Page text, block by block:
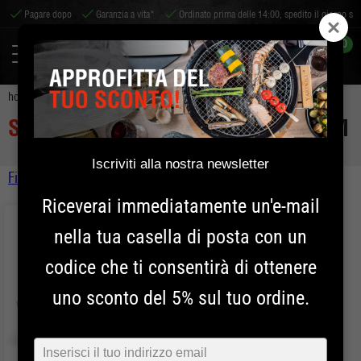
Pagare dopo Garanzia a vita* Ordinato prima delle 14:00, spedito il giorno
0
home shichirin shichirin rettangolare medium
SHICHIRINRETTANGOLARE MEDIUM
Filtro
Sort byKamado
Shichirin
SHICHIRIN Rotondo MINI
SHICHIRINRotondo MEDIUM
SHICHIRIN Rettangolare MEDIUM - Black Edition
Iscriviti alla nostra newsletter
Riceverai immediatamente un'e-mail
nella tua casella di posta con un
codice che ti consentirà di ottenere
uno sconto del 5% sul tuo ordine.
Typ